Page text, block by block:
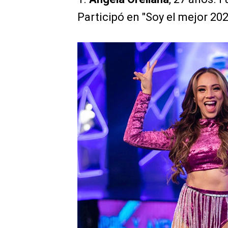
Participó en "Soy el mejor